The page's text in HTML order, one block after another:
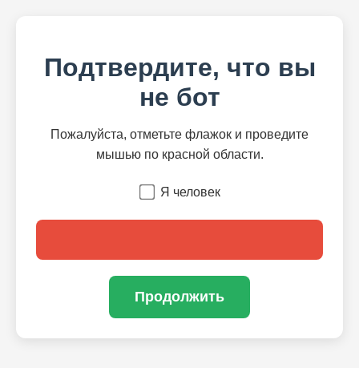
Подтвердите, что вы
не бот
Пожалуйста, отметьте флажок и проведите
мышью по красной области.
Я человек
Продолжить